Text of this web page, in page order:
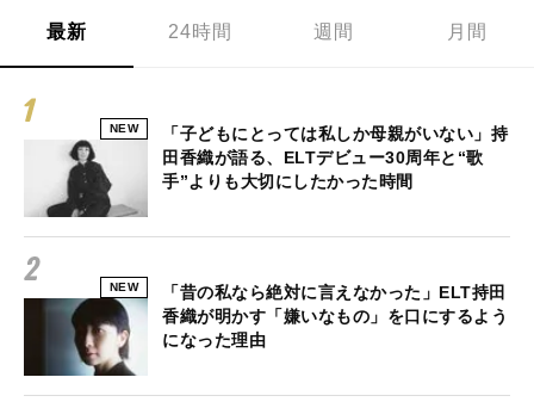
最新 24時間 週間 月間
NEW
「子どもにとっては私しか母親がいない」持
田香織が語る、ELTデビュー30周年と“歌
手”よりも大切にしたかった時間
NEW
「昔の私なら絶対に言えなかった」ELT持田
香織が明かす「嫌いなもの」を口にするよう
になった理由